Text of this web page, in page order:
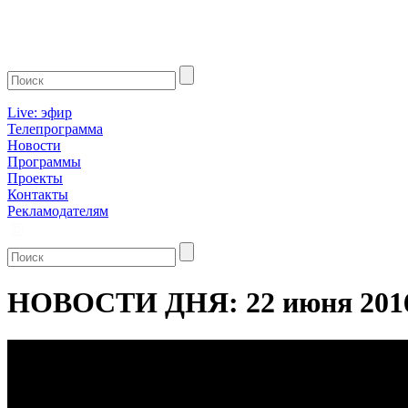
Live: эфир
Телепрограмма
Новости
Программы
Проекты
Контакты
Рекламодателям
НОВОСТИ ДНЯ: 22 июня